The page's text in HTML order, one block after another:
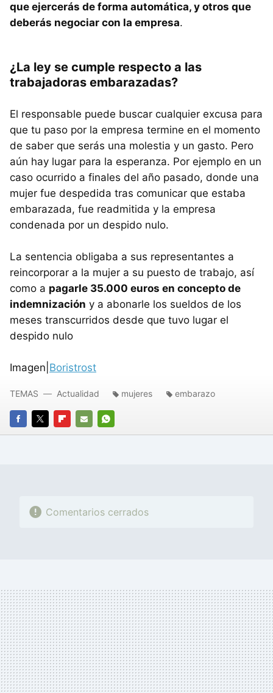
que ejercerás de forma automática, y otros que
deberás negociar con la empresa.
¿La ley se cumple respecto a las
trabajadoras embarazadas?
El responsable puede buscar cualquier excusa para
que tu paso por la empresa termine en el momento
de saber que serás una molestia y un gasto. Pero
aún hay lugar para la esperanza. Por ejemplo en un
caso ocurrido a finales del año pasado, donde una
mujer fue despedida tras comunicar que estaba
embarazada, fue readmitida y la empresa
condenada por un despido nulo.
La sentencia obligaba a sus representantes a
reincorporar a la mujer a su puesto de trabajo, así
como a pagarle 35.000 euros en concepto de
indemnización y a abonarle los sueldos de los
meses transcurridos desde que tuvo lugar el
despido nulo
Imagen| Boristrost
FACEBOOK
TWITTERFLIPBOARD
E-
WHATSAPP
TEMAS Actualidad mujeres embarazo
Comentarios cerrados